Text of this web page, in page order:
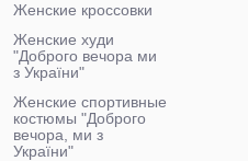
Женские кроссовки
Женские худи
"Доброго вечора ми
з України"
Женские спортивные
костюмы "Доброго
вечора, ми з
України"